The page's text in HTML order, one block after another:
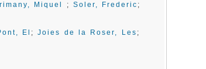
Miquel ; Soler, Frederic ;
El ;Joies de la Roser, Les ;